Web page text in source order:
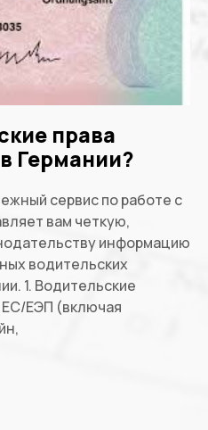
права
Германии?
сервис по работе с
вам четкую,
информацию
водительских
1. Водительские
ЕС/ЕЭП (включая